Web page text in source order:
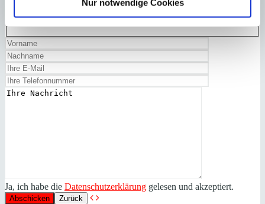
Nur notwendige Cookies
in exzellenter Wohnlage
Ja, ich habe die Datenschutzerklärung gelesen und akzeptiert.
Zurück